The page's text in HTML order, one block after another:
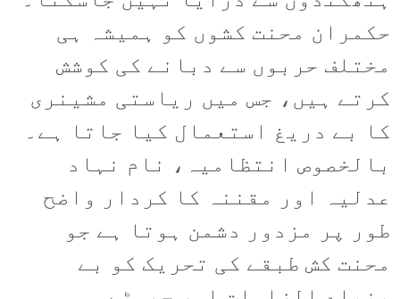
حکمران محنت کشوں کو ہمیشہ ہی
مختلف حربوں سے دبانے کی کوشش
کرتے ہیں، جس میں ریاستی مشینری
کا بے دریغ استعمال کیا جاتا ہے۔
بالخصوص انتظامیہ، نام نہاد
عدلیہ اور مقننہ کا کردار واضح
طور پر مزدور دشمن ہوتا ہے جو
محنت کش طبقے کی تحریک کو بے